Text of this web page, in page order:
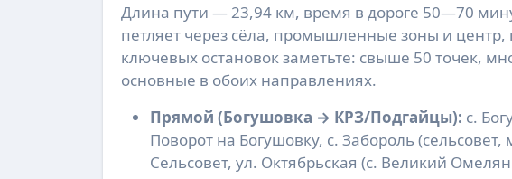
Длина пути — 23,94 км, время в дороге 50—70
петляет через сёла, промышленные зоны и центр,
ключевых остановок заметьте: свыше 50 точек,
основные в обоих направлениях.
Прямой (Богушовка → КРЗ/Подгайцы): с.
Поворот на Богушовку, с. Забороль
Сельсовет, ул. Октябрьская (с. Великий